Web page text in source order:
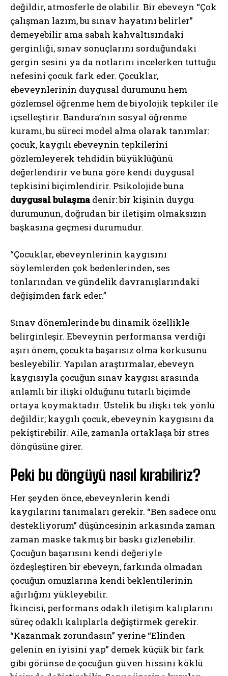
değildir, atmosferle de olabilir. Bir ebeveyn “Çok
çalışman lazım, bu sınav hayatını belirler”
demeyebilir ama sabah kahvaltısındaki
gerginliği, sınav sonuçlarını sorduğundaki
gergin sesini ya da notlarını incelerken tuttuğu
nefesini çocuk fark eder. Çocuklar,
ebeveynlerinin duygusal durumunu hem
gözlemsel öğrenme hem de biyolojik tepkiler ile
içselleştirir. Bandura’nın sosyal öğrenme
kuramı, bu süreci model alma olarak tanımlar:
çocuk, kaygılı ebeveynin tepkilerini
gözlemleyerek tehdidin büyüklüğünü
değerlendirir ve buna göre kendi duygusal
tepkisini biçimlendirir. Psikolojide buna
duygusal bulaşmadenir: bir kişinin duygu
durumunun, doğrudan bir iletişim olmaksızın
başkasına geçmesi durumudur.
“Çocuklar, ebeveynlerinin kaygısını
söylemlerden çok bedenlerinden, ses
tonlarından ve gündelik davranışlarındaki
değişimden fark eder.”
Sınav dönemlerinde bu dinamik özellikle
belirginleşir. Ebeveynin performansa verdiği
aşırı önem, çocukta başarısız olma korkusunu
besleyebilir. Yapılan araştırmalar, ebeveyn
kaygısıyla çocuğun sınav kaygısı arasında
anlamlı bir ilişki olduğunu tutarlı biçimde
ortaya koymaktadır. Üstelik bu ilişki tek yönlü
değildir; kaygılı çocuk, ebeveynin kaygısını da
pekiştirebilir. Aile, zamanla ortaklaşa bir stres
döngüsüne girer.
Peki bu döngüyü nasıl kırabiliriz?
Her şeyden önce, ebeveynlerin kendi
kaygılarını tanımaları gerekir. “Ben sadece onu
destekliyorum” düşüncesinin arkasında zaman
zaman maske takmış bir baskı gizlenebilir.
Çocuğun başarısını kendi değeriyle
özdeşleştiren bir ebeveyn, farkında olmadan
çocuğun omuzlarına kendi beklentilerinin
ağırlığını yükleyebilir.
İkincisi, performans odaklı iletişim kalıplarını
süreç odaklı kalıplarla değiştirmek gerekir.
“Kazanmak zorundasın” yerine “Elinden
gelenin en iyisini yap” demek küçük bir fark
gibi görünse de çocuğun güven hissini köklü